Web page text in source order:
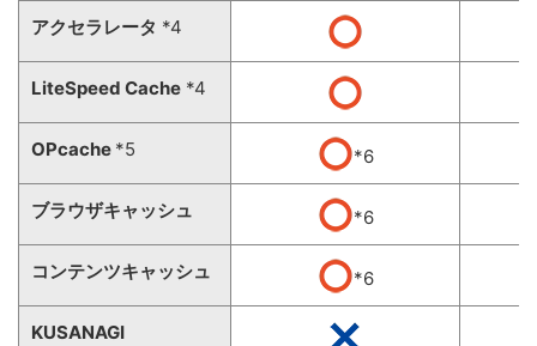
アクセラレータ *4
LiteSpeed Cache *4
OPcache *5 *6
ブラウザキャッシュ *6
コンテンツキャッシュ *6
KUSANAGI